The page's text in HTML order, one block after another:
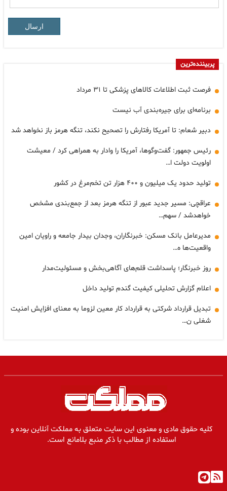
ارسال
پربیننده‌ترین
فرصت ثبت اطلاعات کالاهای پزشکی تا ۳۱ مرداد
برنامه‌ای برای جیره‌بندی آب نیست
دبیر شعام: تا آمریکا رفتارش را تصحیح نکند، تنگه هرمز باز نخواهد شد
رئیس جمهور: گفت‌وگوها، آمریکا را وادار به همراهی کرد / معیشت
اولویت دولت ا…
تولید حدود یک میلیون و ۴۰۰ هزار تن تخم‌مرغ در کشور
عراقچی: مسیر جدید عبور از تنگه هرمز بعد از جمع‌بندی مشخص
خواهدشد / سهم…
مدیرعامل بانک مسکن: خبرنگاران، وجدان بیدار جامعه و راویان امین
واقعیت‌ها ه…
روز خبرنگار؛ پاسداشت قلم‌های آگاهی‌بخش و مسئولیت‌مدار
اعلام گزارش تحلیلی کیفیت گندم تولید داخل
تبدیل قرارداد شرکتی به قرارداد کار معین لزوما به معنای افزایش امنیت
شغلی ن…
کلیه حقوق مادی و معنوی این سایت متعلق به مملکت آنلاین بوده و
استفاده از مطالب با ذکر منبع بلامانع است.